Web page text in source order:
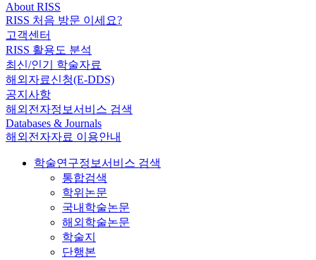
About RISS
RISS 처음 방문 이세요?
고객센터
RISS 활용도 분석
최신/인기 학술자료
해외자료신청(E-DDS)
공지사항
해외전자정보서비스 검색
Databases & Journals
해외전자자료 이용안내
학술연구정보서비스 검색
통합검색
학위논문
국내학술논문
해외학술논문
학술지
단행본